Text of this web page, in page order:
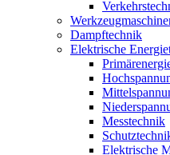
Dampftechnik
Elektrische
Messtechnik
Elektrische